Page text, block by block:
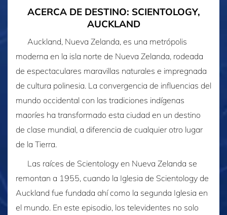
ACERCA DE DESTINO: SCIENTOLOGY,
AUCKLAND
Auckland, Nueva Zelanda, es una metrópolis
moderna en la isla norte de Nueva Zelanda, rodeada
de espectaculares maravillas naturales e impregnada
de cultura polinesia. La convergencia de influencias del
mundo occidental con las tradiciones indígenas
maoríes ha transformado esta ciudad en un destino
de clase mundial, a diferencia de cualquier otro lugar
de la Tierra.
Las raíces de Scientology en Nueva Zelanda se
remontan a 1955, cuando la Iglesia de Scientology de
Auckland fue fundada ahí como la segunda Iglesia en
el mundo. En este episodio, los televidentes no solo